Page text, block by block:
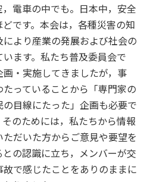
電車の中でも。日本中，安全
です。本会は，各種災害の知
より産業の発展および社会の
ます。私たち普及委員会で
・実施してきましたが，事
っていることから「専門家の
目線にたった」企画も必要で
のためには，私たちから情報
だいた方からご意見や要望を
の認識に立ち，メンバーが交
で感じたことをありのままに